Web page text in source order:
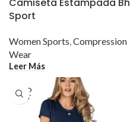
Sport
Women Sports Compression
Wear
Leer Más
SOLD
OUT